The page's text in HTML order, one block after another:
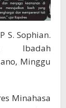
S. Sophian.
Ibadah
Minggu
Minahasa